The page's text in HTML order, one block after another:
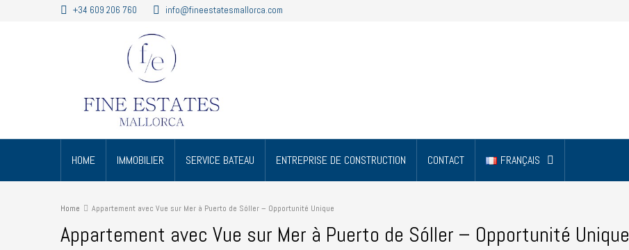
+34 609 206 760 info@fineestatesmallorca.com
HOME IMMOBILIER SERVICE BATEAU ENTREPRISE DE CONSTRUCTION CONTACT FRANÇAIS
Home Appartement avec Vue sur Mer à Puerto de Sóller – Opportunité Unique
Appartement avec Vue sur Mer à Puerto de Sóller – Opportunité Unique